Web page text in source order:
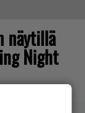
näytillä
Night